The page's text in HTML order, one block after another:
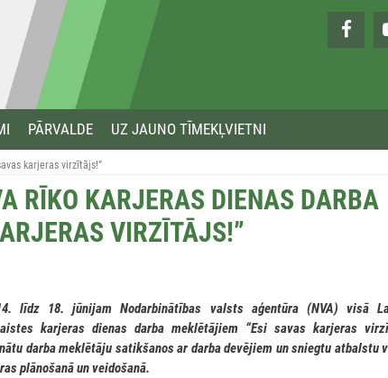
PĀRVALDE UZ JAUNO TĪMEKĻVIETNI
karjeras virzītājs!”
RĪKO KARJERAS DIENAS DARBA
VIRZĪTĀJS!”
līdz 18. jūnijam Nodarbinātības valsts aģentūra (NVA) visā
karjeras dienas darba meklētājiem “Esi savas karjeras
darba meklētāju satikšanos ar darba devējiem un sniegtu atbalstu
plānošanā un veidošanā.